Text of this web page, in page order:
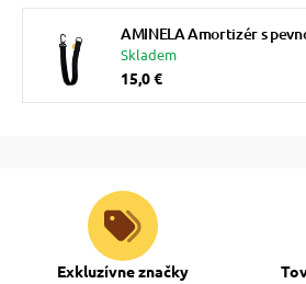
AMINELA Amortizér s
Skladem
15,0 €
Exkluzívne značky